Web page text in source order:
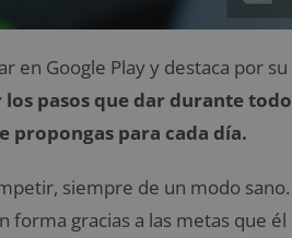
en Google Play y destaca por su
pasos que dar durante todo
propongas para cada día.
siempre de un modo sano.
forma gracias a las metas que él